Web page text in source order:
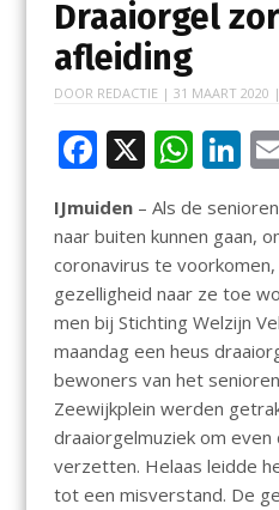
Draaiorgel
afleiding
DOOR REDACTIE | 31 MAART 2020
F
ac
e
b
o
o
k
X W
at
s
A
p
p
Li
k
e
dI
n
IJmuiden– Als de
naar buiten kunnen gaan,
coronavirus te
gezelligheid naar ze toe
men bij Stichting Welzijn
maandag een heus
bewoners van het
Zeewijkplein werden
draaiorgelmuziek om even
verzetten. Helaas leidde
tot een misverstand. De